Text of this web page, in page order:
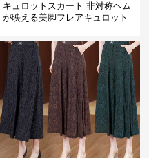
キュロットスカート 非対称ヘム
が映える美脚フレアキュロット